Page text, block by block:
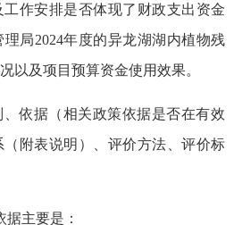
作安排是否体现了财政支出资金
局2024年度的异龙湖湖内植物残
以及项目预算资金使用效果。
、依据（相关政策依据是否在有效
附表说明）、评价方法、评价标
据主要是：